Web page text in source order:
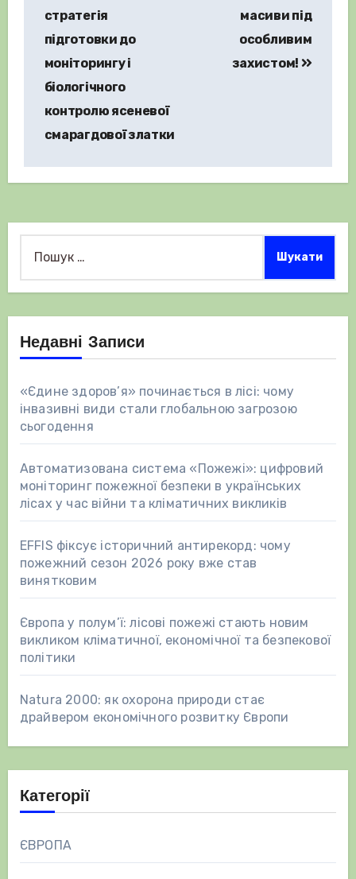
стратегія
підготовки до
моніторингу і
біологічного
контролю ясеневої
смарагдової златки
масиви під
особливим
захистом!
Недавні Записи
«Єдине здоров’я» починається в лісі: чому
інвазивні види стали глобальною загрозою
сьогодення
Автоматизована система «Пожежі»: цифровий
моніторинг пожежної безпеки в українських
лісах у час війни та кліматичних викликів
EFFIS фіксує історичний антирекорд: чому
пожежний сезон 2026 року вже став
винятковим
Європа у полум’ї: лісові пожежі стають новим
викликом кліматичної, економічної та безпекової
політики
Natura 2000: як охорона природи стає
драйвером економічного розвитку Європи
Категорії
ЄВРОПА